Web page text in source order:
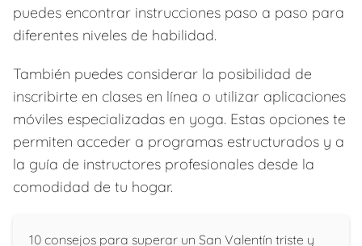
puedes encontrar instrucciones paso a paso para
diferentes niveles de habilidad.
También puedes considerar la posibilidad de
inscribirte en clases en línea o utilizar aplicaciones
móviles especializadas en yoga. Estas opciones te
permiten acceder a programas estructurados y a
la guía de instructores profesionales desde la
comodidad de tu hogar.
10 consejos para superar un San Valentín triste y